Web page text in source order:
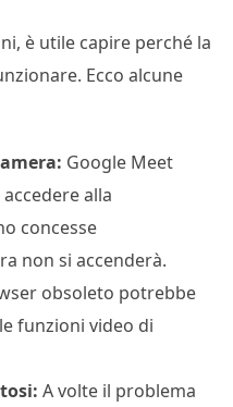
è utile capire perché la
Ecco alcune
Google Meet
alla
concesse
non si accenderà.
obsoleto potrebbe
funzioni video di
A volte il problema